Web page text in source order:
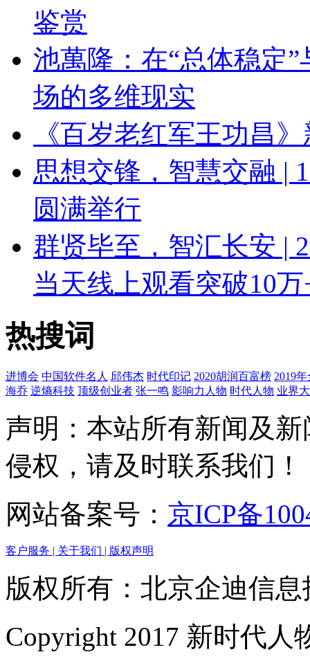
鉴赏
池萬隆：在“总体稳定
场的多维现实
《百岁老红军王功昌
思想交锋，智慧交融 |
圆满举行
群贤毕至，智汇长安 |
当天线上观看突破10万
热搜词
进博会 中国软件名人 邱伟杰 时代印记 2020胡润百富榜 2019
海乔 逆熵科技 顶级创业者 张一鸣 影响力人物 时代人物 业界
声明：本站所有新闻及
侵权，请及时联系我们！
网站备案号： 京ICP备
客户服务 | 关于我们 | 版权声明
版权所有：北京企迪信
Copyright 2017 新时代人